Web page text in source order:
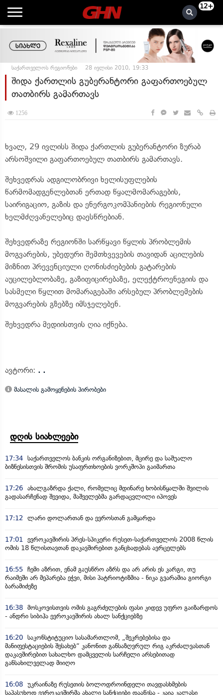
12+
საქართველოს რეგიონები 28 ივლისი 2010, 19:33
შიდა ქართლის გუბერანტორი გაფართოებულ
თათბირს გამართავს
1256
ხვალ, 29 ივლისს შიდა ქართლის გუბერანტორი ზურაბ
არსოშვილი გაფართოებულ თათბირს გამართავს.
შეხვედრას ადგილობრივი ხელისუფლების
წარმომადგენლებთან ერთად წყალმომარაგების,
საირიგაციო, გაზის და ენერგოკომპანიების რეგიონული
ხელმძღვანელებიც დაესწრებიან.
შეხვედრაზე რეგიონში სარწყავი წყლის პრობლემის
მოგვარების, უბედური შემთხვევების თავიდან აცილების
მიზნით პრევენციული ღონისძიებების გატარების
აუცილებლობაზე, გაზიფიცირებაზე, ელექტროენეგიის და
სასმელი წყლით მომარაგებაში არსებულ პრობლემების
მოგვარების გზებზე იმსჯელებენ.
შეხვედრა მედიისთვის ღია იქნება.
ავტორი: . .
მასალის გამოყენების პირობები
დღის სიახლეები
17:34 საქართველოს ბანკის ორგანიზებით, მცირე და საშუალო
ბიზნესისთვის შრომის უსაფრთხოების ვორკშოპი გაიმართა
17:26 ახალგაზრდა ქალი, რომელიც მდინარე ხობისწყალში შვილის
გადასარჩენად შევიდა, მაშველებმა გარდაცვლილი იპოვეს
17:12 ლარი დოლართან და ევროსთან გამყარდა
17:01 ევროკავშირის პრეს-სპიკერი რუსეთ-საქართველოს 2008 წლის
ომის 18 წლისთავთან დაკავშირებით განცხადებას ავრცელებს
16:55 ჩემი აზრით, ენამ გაუსწრო აზრს და არ არის ეს კარგი, თუ
რაიმეში არ მეპარება ეჭვი, მისი პატრიოტიზმია - ნიკა გვარამია გიორგი
ბარამიძეზე
16:38 მოსკოვისთვის ომის გაგრძელების ფასი კიდევ უფრო გაიზარდოს
- ანდრი სიბიჰა ევროკავშირის ახალ სანქციებზე
16:20 საკონსტიტუციო სასამართლომ, „შეკრებებისა და
მანიფესტაციების შესახებ“ კანონით განსაზღვრულ რიგ აკრძალვასთან
დაკავშირებით სახალხო დამცველის სარჩელი არსებითად
განსახილველად მიიღო
16:08 უკრაინაზე რუსეთის ბოლოდროინდელი თავდასხმების
საპასუხოდ ევროკავშირმა ახალი სანქციები დააწესა - კაია კალასი